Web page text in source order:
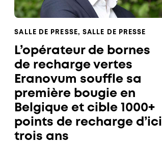
SALLE DE PRESSE,SALLE DE PRESSE
L’opérateur de bornes
de recharge vertes
Eranovum souffle sa
première bougie en
Belgique et cible 1000+
points de recharge d’ici
trois ans